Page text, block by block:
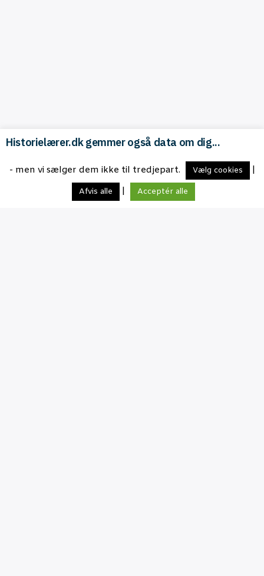
Historielærer.dk gemmer også data om dig...
- men vi sælger dem ikke til tredjepart. Vælg cookies
Afvis alle Acceptér alle